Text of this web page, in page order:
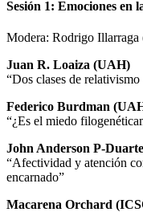
Sesión 1: Emociones en
Modera: Rodrigo
Juan R. Loaiza (UAH)
“Dos clases de
Federico Burdman
“¿Es el miedo
John Anderson P-
“Afectividad y atención
encarnado”
Macarena Orchard